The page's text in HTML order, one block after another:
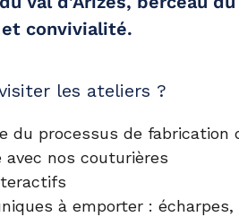
convivialité.
les ateliers ?
du processus de fabrication
avec nos couturières
à emporter :